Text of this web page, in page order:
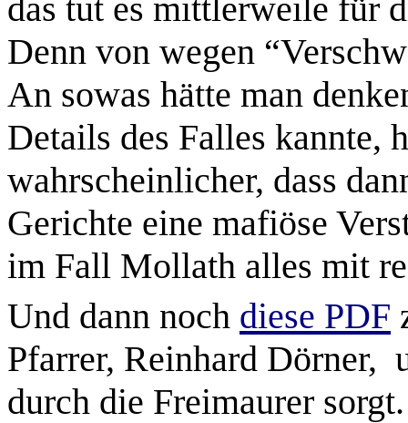
das tut es mittlerweile für
Denn von wegen
An sowas hätte man
Details des Falles kannte,
wahrscheinlicher, dass
Gerichte eine mafiöse
im Fall Mollath alles mit
Und dann noch diese PDF
Pfarrer, Reinhard Dörner,
durch die Freimaurer sorgt.